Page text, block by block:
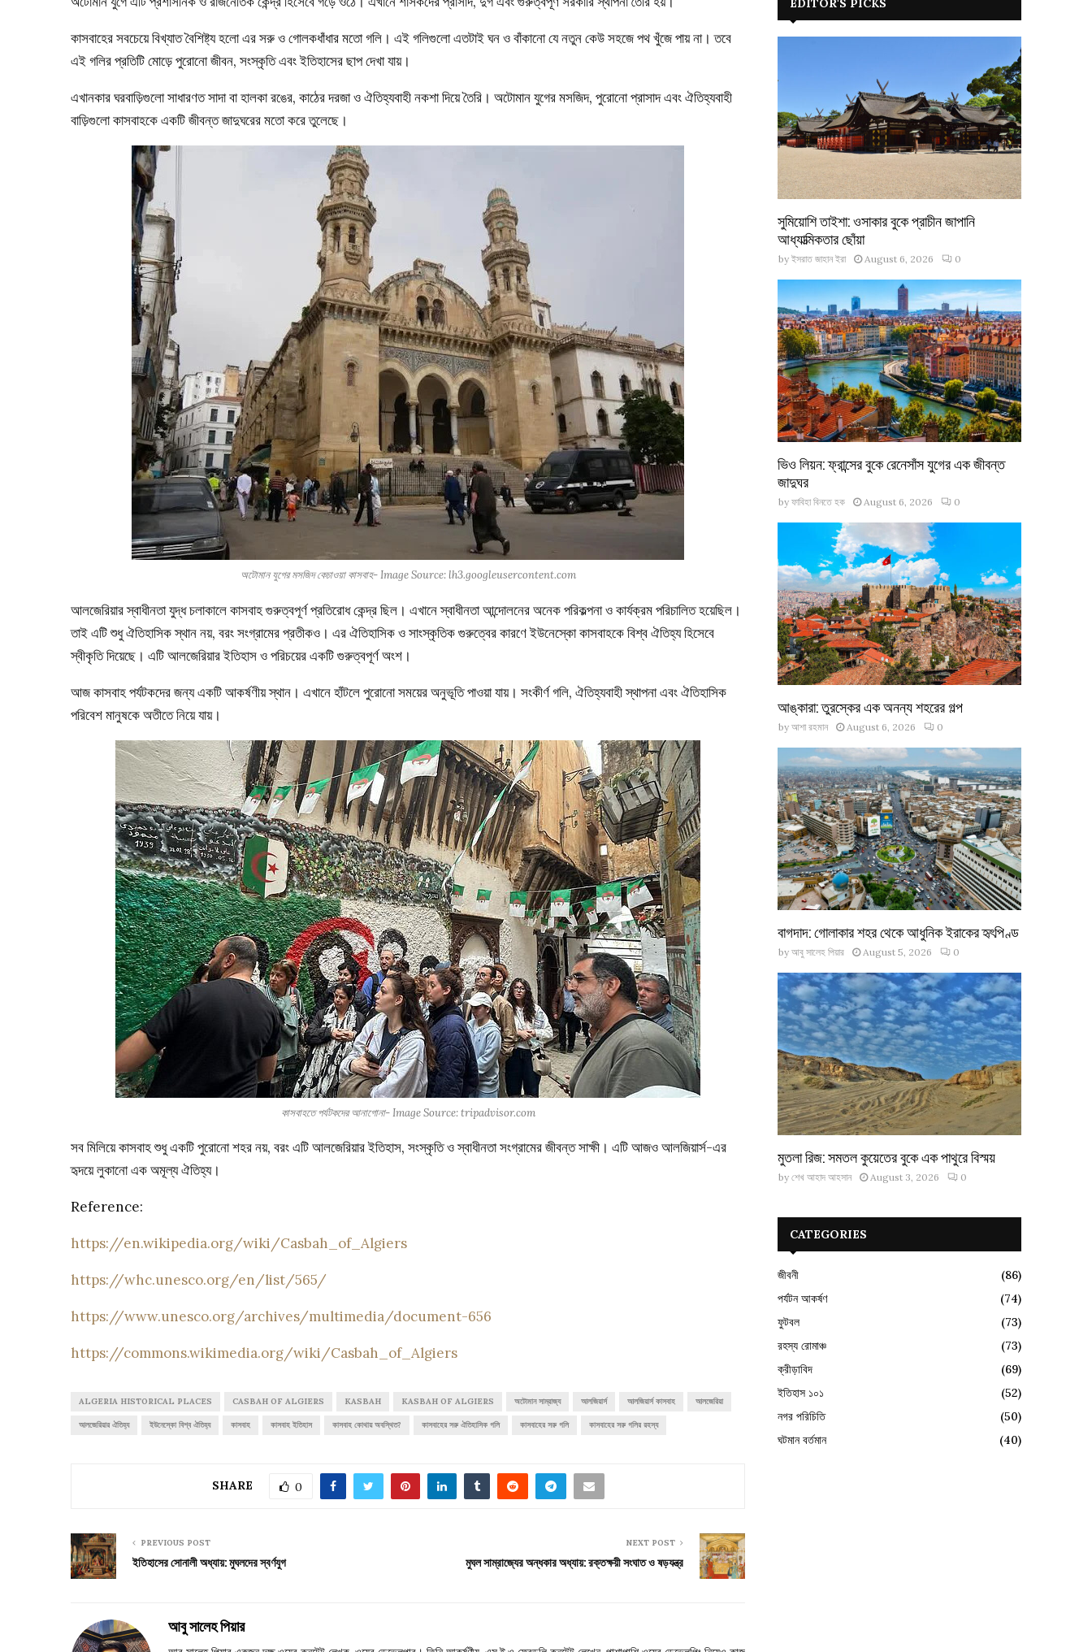
কাসবাহের সবচেয়ে বিখ্যাত বৈশিষ্ট্য হলো এর সরু ও গোলকধাঁধার মতো গলি। এই গলিগুলো এতটাই ঘন ও বাঁকানো যে নতুন কেউ সহজে পথ খুঁজে পায় না। তবে
এই গলির প্রতিটি মোড়ে পুরোনো জীবন, সংস্কৃতি এবং ইতিহাসের ছাপ দেখা যায়।
এখানকার ঘরবাড়িগুলো সাধারণত সাদা বা হালকা রঙের, কাঠের দরজা ও ঐতিহ্যবাহী নকশা দিয়ে তৈরি। অটোমান যুগের মসজিদ, পুরোনো প্রাসাদ এবং ঐতিহ্যবাহী
বাড়িগুলো কাসবাহকে একটি জীবন্ত জাদুঘরের মতো করে তুলেছে।
অটোমান যুগের মসজিদ কেচাওয়া কাসবাহ- Image Source: lh3.googleusercontent.com
আলজেরিয়ার স্বাধীনতা যুদ্ধ চলাকালে কাসবাহ গুরুত্বপূর্ণ প্রতিরোধ কেন্দ্র ছিল। এখানে স্বাধীনতা আন্দোলনের অনেক পরিকল্পনা ও কার্যক্রম পরিচালিত হয়েছিল।
তাই এটি শুধু ঐতিহাসিক স্থান নয়, বরং সংগ্রামের প্রতীকও। এর ঐতিহাসিক ও সাংস্কৃতিক গুরুত্বের কারণে ইউনেস্কো কাসবাহকে বিশ্ব ঐতিহ্য হিসেবে
স্বীকৃতি দিয়েছে। এটি আলজেরিয়ার ইতিহাস ও পরিচয়ের একটি গুরুত্বপূর্ণ অংশ।
আজ কাসবাহ পর্যটকদের জন্য একটি আকর্ষণীয় স্থান। এখানে হাঁটলে পুরোনো সময়ের অনুভূতি পাওয়া যায়। সংকীর্ণ গলি, ঐতিহ্যবাহী স্থাপনা এবং ঐতিহাসিক
পরিবেশ মানুষকে অতীতে নিয়ে যায়।
কাসবাহতে পর্যটকদের আনাগোনা- Image Source: tripadvisor.com
সব মিলিয়ে কাসবাহ শুধু একটি পুরোনো শহর নয়, বরং এটি আলজেরিয়ার ইতিহাস, সংস্কৃতি ও স্বাধীনতা সংগ্রামের জীবন্ত সাক্ষী। এটি আজও আলজিয়ার্স-এর
হৃদয়ে লুকানো এক অমূল্য ঐতিহ্য।
Reference:
https://en.wikipedia.org/wiki/Casbah_of_Algiers
https://whc.unesco.org/en/list/565/
https://www.unesco.org/archives/multimedia/document-656
https://commons.wikimedia.org/wiki/Casbah_of_Algiers
ALGERIA HISTORICAL PLACES CASBAH OF ALGIERS KASBAH KASBAH OF ALGIERS অটোমান সাম্রাজ্য আলজিয়ার্স আলজিয়ার্স কাসবাহ আলজেরিয়া
আলজেরিয়ার ঐতিহ্য ইউনেস্কো বিশ্ব ঐতিহ্য কাসবাহ কাসবাহ ইতিহাস কাসবাহ কোথায় অবস্থিত? কাসবাহের সরু ঐতিহাসিক গলি কাসবাহের সরু গলি কাসবাহের সরু গলির রহস্য
SHARE 0
PREVIOUS POST
ইতিহাসের সোনালী অধ্যায়: মুঘলদের স্বর্ণযুগ
NEXT POST
মুঘল সাম্রাজ্যের অন্ধকার অধ্যায়: রক্তক্ষয়ী সংঘাত ও ষড়যন্ত্র
আবু সালেহ পিয়ার
EDITOR'S PICKS
সুমিয়োশি তাইশা: ওসাকার বুকে প্রাচীন জাপানি
আধ্যাত্মিকতার ছোঁয়া
by ইসরাত জাহান ইরা August 6, 2026 0
ভিও লিয়ন: ফ্রান্সের বুকে রেনেসাঁস যুগের এক জীবন্ত
জাদুঘর
by ফাবিহা বিনতে হক August 6, 2026 0
আঙ্কারা: তুরস্কের এক অনন্য শহরের গল্প
by আশা রহমান August 6, 2026 0
বাগদাদ: গোলাকার শহর থেকে আধুনিক ইরাকের হৃৎপিণ্ড
by আবু সালেহ পিয়ার August 5, 2026 0
মুতলা রিজ: সমতল কুয়েতের বুকে এক পাথুরে বিস্ময়
by শেখ আহাদ আহসান August 3, 2026 0
CATEGORIES
জীবনী
(86)
পর্যটন আকর্ষণ
(74)
ফুটবল
(73)
রহস্য রোমাঞ্চ
(73)
ক্রীড়াবিদ
(69)
ইতিহাস ১০১
(52)
নগর পরিচিতি
(50)
ঘটমান বর্তমান
(40)